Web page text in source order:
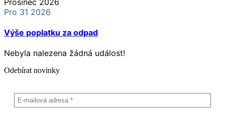
Pro 31 2026
Výše poplatku za odpad
Nebyla nalezena žádná událost!
Odebírat novinky